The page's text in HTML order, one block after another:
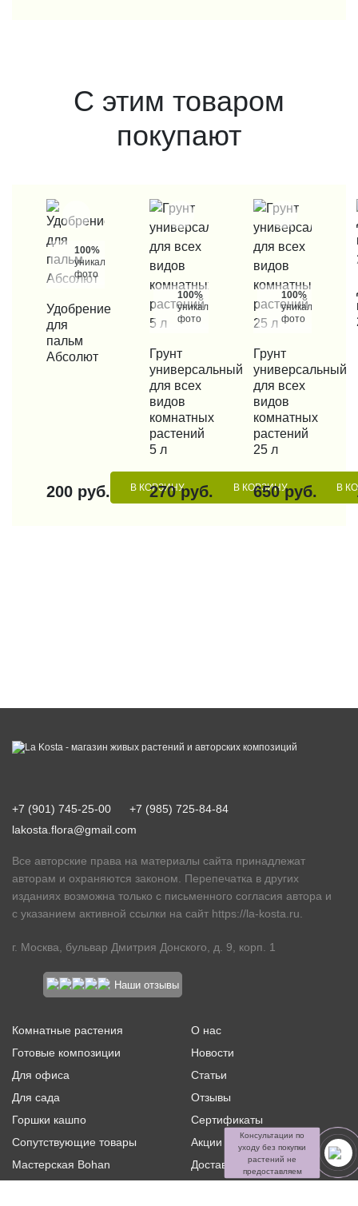
С этим товаром
покупают
100%
уникальные
фото
КУПИТЬ В 1 КЛИК
Удобрение
для
пальм
Абсолют
200 руб. В КОРЗИНУ
100%
уникальные
фото
КУПИТЬ В 1 КЛИК
Грунт
универсальный
для всех
видов
комнатных
растений
5 л
270 руб. В КОРЗИНУ
100%
уникальные
фото
КУПИТЬ В 1 КЛИК
Грунт
универсальный
для всех
видов
комнатных
растений
25 л
650 руб. В
+7 (901) 745-25-00
+7 (985) 725-84-84
lakosta.flora@gmail.com
Все авторские права на материалы сайта принадлежат
авторам и охраняются законом. Перепечатка в других
изданиях возможна только с письменного согласия автора и
с указанием активной ссылки на сайт https://la-kosta.ru
г. Москва, бульвар Дмитрия Донского, д. 9, корп. 1
Наши отзывы
Комнатные растения
Готовые композиции
Для офиса
Для сада
Горшки кашпо
Сопутствующие товары
Мастерская Bohan
О нас
Новости
Статьи
Отзывы
Сертификаты
Акции и скидки
Доставка и оплата
Консультации по
уходу без покупки
растений не
предоставляем